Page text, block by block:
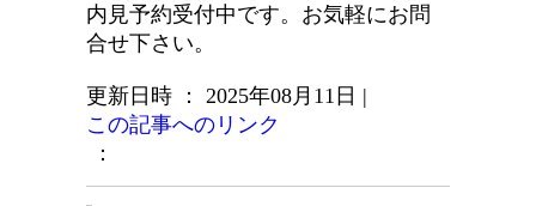
内見予約受付中です。お気軽にお問
合せ下さい。
更新日時 ： 2025年08月11日 |
この記事へのリンク
：